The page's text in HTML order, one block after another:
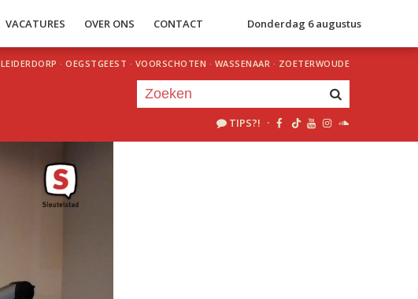
VACATURES OVER ONS CONTACT Donderdag 6 augustus
LEIDERDORP · OEGSTGEEST · VOORSCHOTEN · WASSENAAR · ZOETERWOUDE
TIPS?! ·